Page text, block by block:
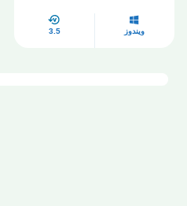
ويندوز 3.5